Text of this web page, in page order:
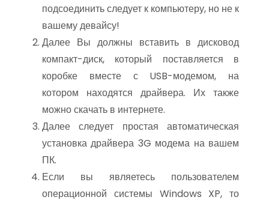
подсоединить следует к компьютеру, но не к
вашему девайсу!
Далее Вы должны вставить в дисковод
компакт-диск, который поставляется в
коробке вместе с USB-модемом, на
котором находятся драйвера. Их также
можно скачать в интернете.
Далее следует простая автоматическая
установка драйвера 3G модема на вашем
ПК.
Если вы являетесь пользователем
операционной системы Windows XP, то